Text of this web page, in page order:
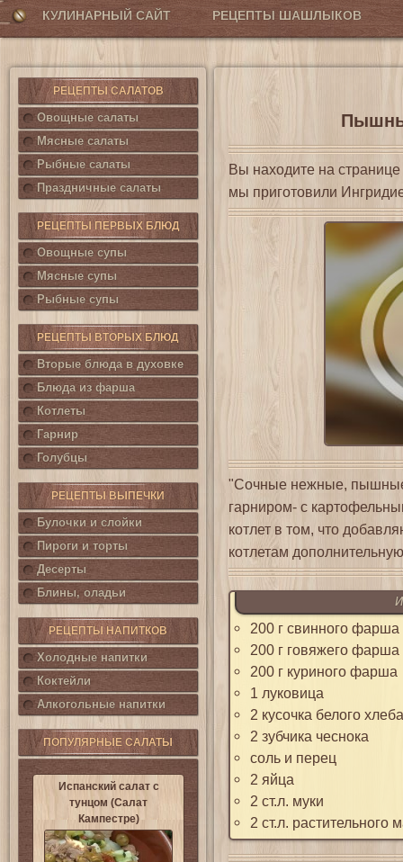
КУЛИНАРНЫЙ САЙТ РЕЦЕПТЫ ШАШЛЫКОВ
РЕЦЕПТЫ САЛАТОВ
Овощные салаты
Мясные салаты
Рыбные салаты
Праздничные салаты
РЕЦЕПТЫ ПЕРВЫХ БЛЮД
Овощные супы
Мясные супы
Рыбные супы
РЕЦЕПТЫ ВТОРЫХ БЛЮД
Вторые блюда в духовке
Блюда из фарша
Котлеты
Гарнир
Голубцы
РЕЦЕПТЫ ВЫПЕЧКИ
Булочки и слойки
Пироги и торты
Десерты
Блины, оладьи
РЕЦЕПТЫ НАПИТКОВ
Холодные напитки
Коктейли
Алкогольные напитки
ПОПУЛЯРНЫЕ САЛАТЫ
Испанский салат с
тунцом (Салат
Кампестре)
Вы находите на странице
мы приготовили
"Сочные нежные, пышные
гарниром- с
котлет в том, что
котлетам
200 г свинного фарша
200 г говяжего фарша
200 г куриного фарша
1 луковица
2 кусочка белого
2 зубчика чеснока
соль и перец
2 яйца
2 ст.л. муки
2 ст.л. растительного